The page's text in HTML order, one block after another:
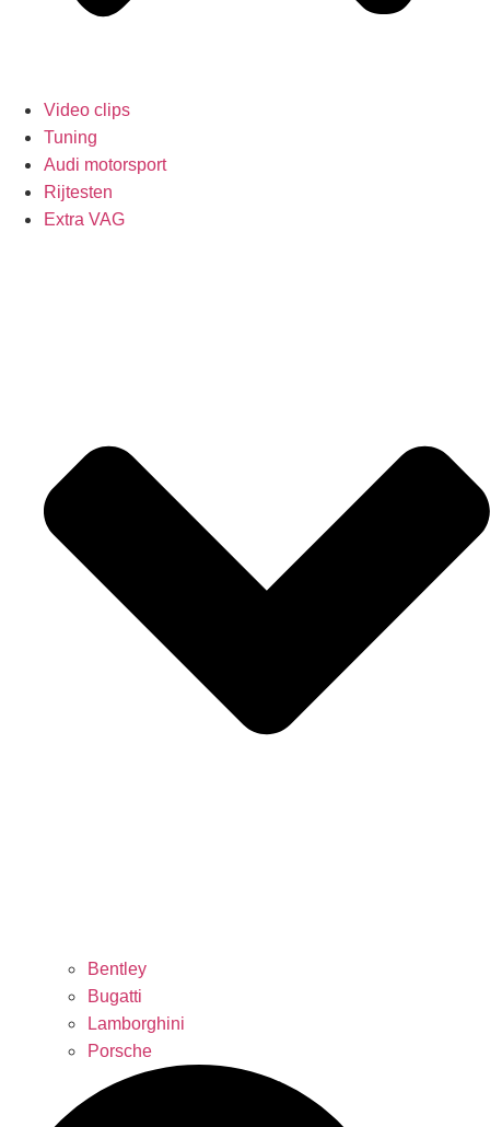
Video clips
Tuning
Audi motorsport
Rijtesten
Extra VAG
Bentley
Bugatti
Lamborghini
Porsche